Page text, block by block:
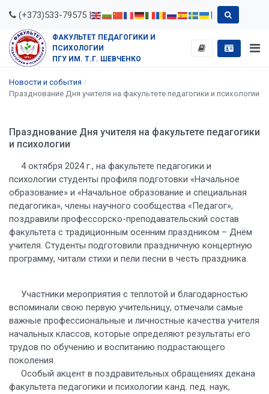
(+373)533-79575 | |
ФАКУЛЬТЕТ ПЕДАГОГИКИ И
ПСИХОЛОГИИ
ПГУ ИМ. Т.Г. ШЕВЧЕНКО
Новости и события
Празднование Дня учителя на факультете педагогики и психологии
Празднование Дня учителя на факультете педагогики
и психологии
4 октября 2024 г., на факультете педагогики и
психологии студенты профиля подготовки «Начальное
образование» и «Начальное образование и специальная
педагогика», члены научного сообщества «Педагог»,
поздравили профессорско-преподавательский состав
факультета с традиционным осенним праздником – Днём
учителя. Студенты подготовили праздничную концертную
программу, читали стихи и пели песни в честь праздника.
Участники мероприятия с теплотой и благодарностью
вспоминали свою первую учительницу, отмечали самые
важные профессиональные и личностные качества учителя
начальных классов, которые определяют результаты его
трудов по обучению и воспитанию подрастающего
поколения.
Особый акцент в поздравительных обращениях декана
факультета педагогики и психологии канд. пед. наук,